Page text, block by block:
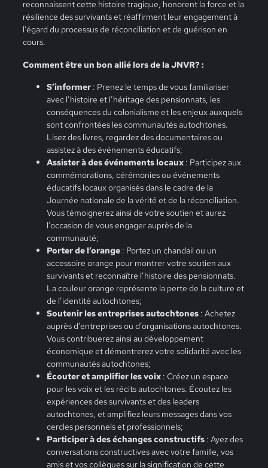
reconnaissent cette histoire tragique, honorent la force et la
résilience des survivants et réaffirment leur engagement à
l’égard du processus de réconciliation et de guérison en
cours.
Comment être un bon allié lors de la JNVR? :
S’informer: Prenez le temps de vous familiariser
avec l’histoire et l’héritage des pensionnats, les
conséquences du colonialisme et les enjeux auxquels
sont confrontées les communautés autochtones.
Lisez des livres, regardez des documentaires ou
assistez à des événements éducatifs;
Assister à des événements locaux: Participez aux
commémorations, cérémonies ou événements
éducatifs locaux organisés dans le cadre de la
Journée nationale de la vérité et de la réconciliation.
Vous témoignerez ainsi de votre soutien et aurez
l’occasion de vous engager auprès de la
communauté;
Porter de l’orange: Portez un chandail ou un
accessoire orange pour montrer votre soutien aux
survivants et reconnaître l’histoire des pensionnats.
La couleur orange représente la perte de la culture et
de l’identité autochtones;
Soutenir les entreprises autochtones: Achetez
auprès d’entreprises ou d’organisations autochtones.
Vous contribuerez ainsi au développement
économique et démontrerez votre solidarité avec les
communautés autochtones;
Écouter et amplifier les voix: Créez un espace
pour les voix et les récits autochtones. Écoutez les
expériences des survivants et des leaders
autochtones, et amplifiez leurs messages dans vos
cercles personnels et professionnels;
Participer à des échanges constructifs: Ayez des
conversations constructives avec votre famille, vos
amis et vos collègues sur la signification de cette